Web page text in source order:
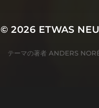
© 2026 ETWAS
テーマの著者 ANDERS